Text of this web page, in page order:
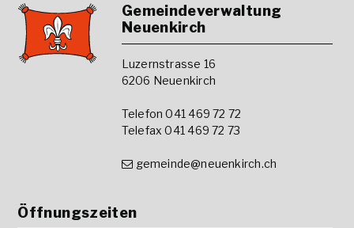
Footer
Gemeindeverwaltung
Neuenkirch
Luzernstrasse 16
6206 Neuenkirch
Telefon 041 469 72 72
Telefax 041 469 72 73
gemeinde@neuenkirch.ch
Öffnungszeiten